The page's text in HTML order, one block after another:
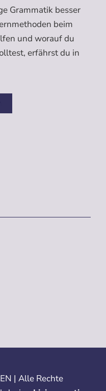
Grammatik besser
beim
und worauf du
erfährst du in
| Alle Rechte